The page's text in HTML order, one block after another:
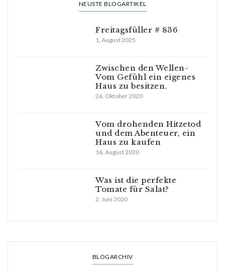
NEUSTE BLOGARTIKEL
Freitagsfüller # 836
1. August 2025
Zwischen den Wellen-
Vom Gefühl ein eigenes
Haus zu besitzen.
26. Oktober 2020
Vom drohenden Hitzetod
und dem Abenteuer, ein
Haus zu kaufen
16. August 2020
Was ist die perfekte
Tomate für Salat?
2. Juni 2020
BLOGARCHIV